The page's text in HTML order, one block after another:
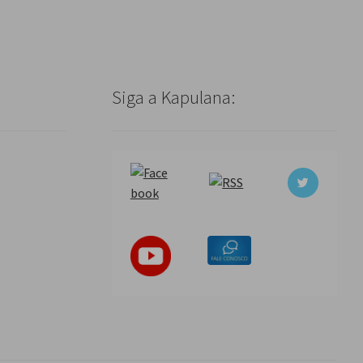
Siga a Kapulana: